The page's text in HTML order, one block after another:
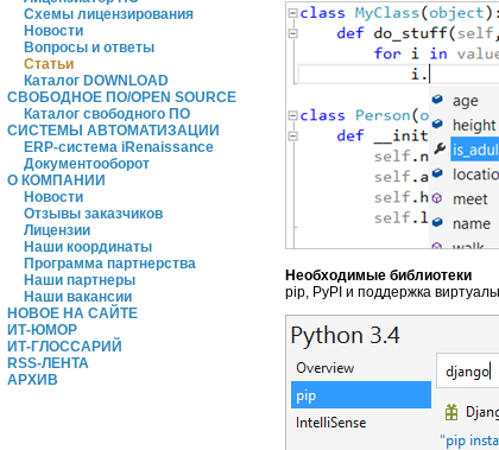
Схемы лицензирования
Новости
Вопросы и ответы
Статьи
Каталог DOWNLOAD
СВОБОДНОЕ ПО/OPEN SOURCE
Каталог свободного ПО
СИСТЕМЫ АВТОМАТИЗАЦИИ
ERP-система iRenaissance
Документооборот
О КОМПАНИИ
Новости
Отзывы заказчиков
Лицензии
Наши координаты
Программа партнерства
Наши партнеры
Наши вакансии
НОВОЕ НА САЙТЕ
ИТ-ЮМОР
ИТ-ГЛОССАРИЙ
RSS-ЛЕНТА
АРХИВ
Необходимые библиотеки
pip, PyPI и поддержка